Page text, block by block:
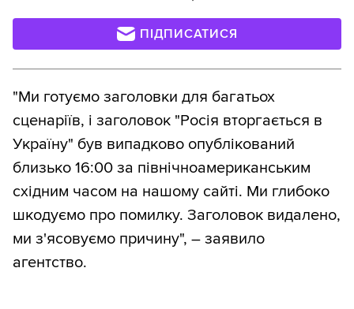
ПІДПИСАТИСЯ
"Ми готуємо заголовки для багатьох
сценаріїв, і заголовок "Росія вторгається в
Україну" був випадково опублікований
близько 16:00 за північноамериканським
східним часом на нашому сайті. Ми глибоко
шкодуємо про помилку. Заголовок видалено,
ми з'ясовуємо причину", – заявило
агентство.